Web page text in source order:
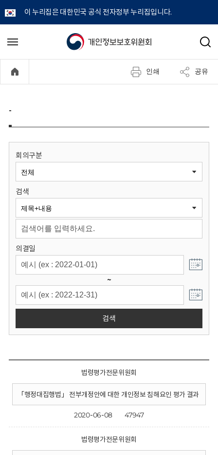
이 누리집은 대한민국 공식 전자정부 누리집입니다.
개
정
보
원
회
메
기
검
인쇄 공유
-
회의구분
검색
의결일
~
검색
법령평가전문위원회
「행정대집행법」 전부개정안에 대한 개인정보 침해요인 평가 결과
2020-06-08 47947
법령평가전문위원회